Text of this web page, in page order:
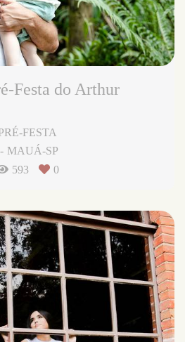
Festa do Arthur
FESTA
MAUÁ-SP
593
0